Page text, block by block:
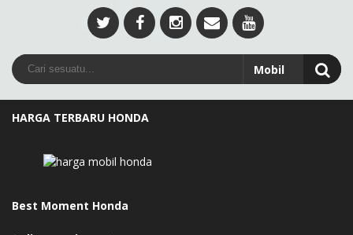
HARGA TERBARU HONDA
Best Moment Honda